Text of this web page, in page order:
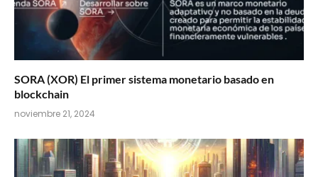
SORA (XOR) El primer sistema monetario basado en
blockchain
noviembre 21, 2024